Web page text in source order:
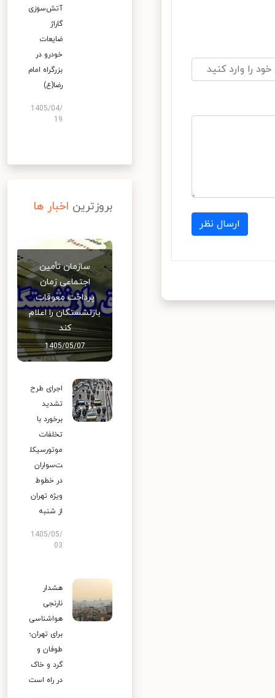
ارسال نظر
آتش‌سوزی
گاراژ
ضایعات
خودرو در
بزرگراه امام
رضا(ع)
1405/04/
19
بروزترین اخبار ها
سازمان تأمین
اجتماعی زمان
پرداخت معوقات
بازنشستگان را اعلام
کند
1405/05/07
اجرای طرح
تشدید
برخورد با
تخلفات
موتورسیکل
ت‌سواران
در خطوط
ویژه تهران
از شنبه
1405/05/
03
هشدار
نارنجی
هواشناسی
برای تهران؛
طوفان و
گرد و خاک
در راه است